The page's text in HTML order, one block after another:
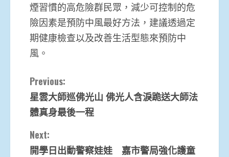
煙習慣的高危險群民眾，減少可控制的危
險因素是預防中風最好方法，建議透過定
期健康檢查以及改善生活型態來預防中
風。
Continue
Reading
Previous:
星雲大師巡佛光山 佛光人含淚跪送大師法
體真身最後一程
Next:
開學日出動警察娃娃 嘉市警局強化護童